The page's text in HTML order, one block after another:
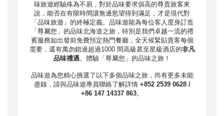
味旅遊經驗殊為不易，對於品味要求俱高的尊貴旅客來
說，能否在有限時間讓無邊慾望得到滿足，才是現代對
「品味旅遊」的終極定義。品味遊能為每位客人度身訂造
「尊屬您」的品味北海道之旅，特別是我們卓越一流的禮
賓服務如出發前免費預定熱門餐廳，全天候緊貼貴客每個
需要，還有萬勿錯過超過1000 間高級甚至星級酒店的非凡
品味禮遇。體驗「尊屬您」的品味之旅！
品味遊為您精心挑選了以下多個品味之旅，尚有更多未能
盡錄，請與品味遊專員聯絡了解詳情 +852 2539 0628 /
+86 147 14337 863。